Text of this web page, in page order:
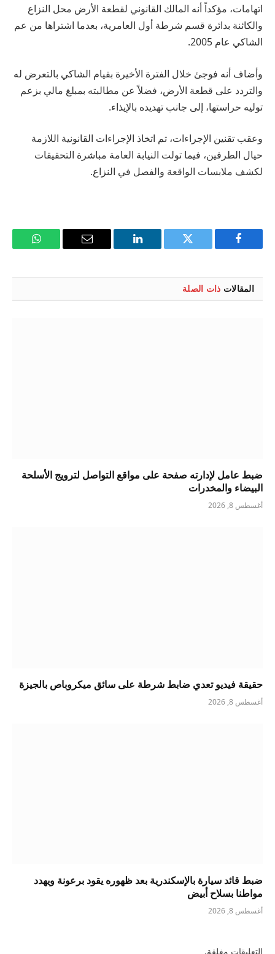
اتهامات، مؤكداً أنه المالك القانوني لقطعة الأرض محل النزاع
والكائنة بدائرة قسم شرطة أول العامرية، بعدما اشتراها من عم
الشاكي عام 2005.
وأضاف أنه فوجئ خلال الفترة الأخيرة بقيام الشاكي بالتعرض له
والتردد على قطعة الأرض، فضلاً عن مطالبته بمبلغ مالي بزعم
توليه حراستها، إلى جانب تهديده بالإيذاء.
وعقب تقنين الإجراءات، تم اتخاذ الإجراءات القانونية اللازمة
حيال الطرفين، فيما تولت النيابة العامة مباشرة التحقيقات
لكشف ملابسات الواقعة والفصل في النزاع.
فيسبوك تويتر لينكدإن
البريد
واتساب
المقالات ذات الصلة
ضبط عامل لإدارته صفحة على مواقع التواصل لترويج الأسلحة
البيضاء والمخدرات
أغسطس 8, 2026
حقيقة فيديو تعدي ضابط شرطة على سائق ميكروباص بالجيزة
أغسطس 8, 2026
ضبط قائد سيارة بالإسكندرية بعد ظهوره يقود برعونة ويهدد
مواطنا بسلاح أبيض
أغسطس 8, 2026
التعليقات مغلقة.